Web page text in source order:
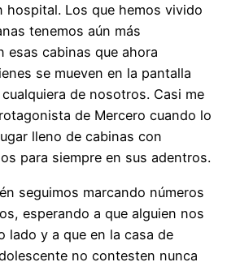
hospital. Los que hemos vivido
tenemos aún más
esas cabinas que ahora
se mueven en la pantalla
de nosotros. Casi me
de Mercero cuando lo
lleno de cabinas con
para siempre en sus adentros.
seguimos marcando números
esperando a que alguien nos
lado y a que en la casa de
no contesten nunca